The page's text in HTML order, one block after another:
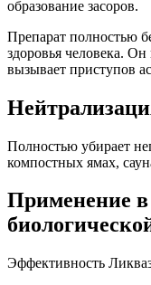
образование засоров.
Препарат полностью
здоровья человека.
вызывает приступов
Полностью убирает
компостных ямах,
Применение в
Эффективность